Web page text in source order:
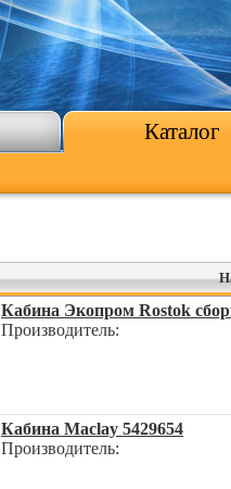
Каталог
Кабина Экопром Rostok
Производитель:
Кабина Maclay 5429654
Производитель: